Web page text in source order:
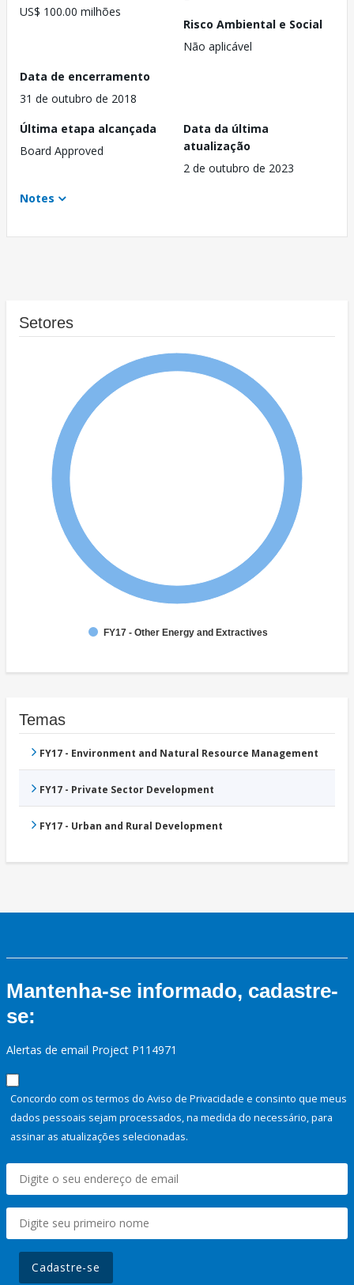
US$ 100.00 milhões
Risco Ambiental e Social
Não aplicável
Data de encerramento
31 de outubro de 2018
Última etapa alcançada
Board Approved
Data da última
atualização
2 de outubro de 2023
Notes
Setores
FY17 - Other Energy and Extractives
Temas
FY17 - Environment and Natural Resource Management
FY17 - Private Sector Development
FY17 - Urban and Rural Development
Mantenha-se informado, cadastre-
se:
Alertas de email Project P114971
Concordo com os termos do Aviso de Privacidade e consinto que meus
dados pessoais sejam processados, na medida do necessário, para
assinar as atualizações selecionadas.
Cadastre-se